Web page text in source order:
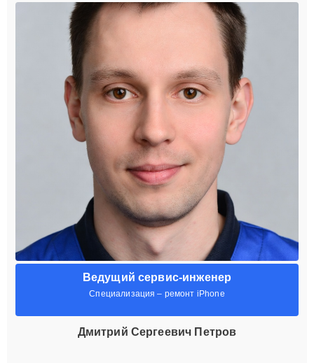
Ведущий сервис-инженер
Специализация – ремонт iPhone
Дмитрий Сергеевич Петров